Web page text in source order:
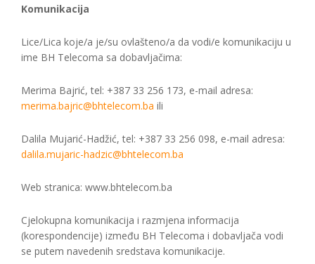
Komunikacija
Lice/Lica koje/a je/su ovlašteno/a da vodi/e komunikaciju u
ime BH Telecoma sa dobavljačima:
Merima Bajrić, tel: +387 33 256 173, e-mail adresa:
merima.bajric@bhtelecom.ba ili
Dalila Mujarić-Hadžić, tel: +387 33 256 098, e-mail adresa:
dalila.mujaric-hadzic@bhtelecom.ba
Web stranica: www.bhtelecom.ba
Cjelokupna komunikacija i razmjena informacija
(korespondencije) između BH Telecoma i dobavljača vodi
se putem navedenih sredstava komunikacije.